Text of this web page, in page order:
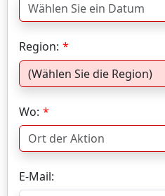
Region:
Wo:
E-Mail: